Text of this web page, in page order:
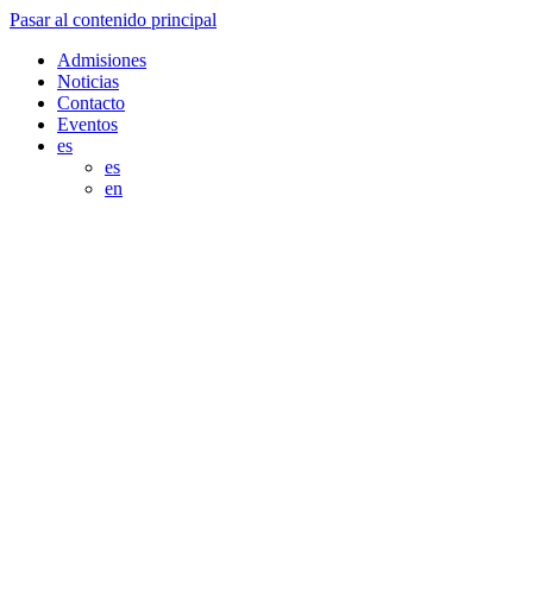
Pasar al contenido principal
Admisiones
Noticias
Contacto
Eventos
es
es
en